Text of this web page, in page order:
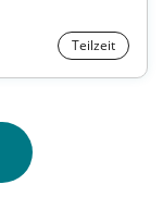
Teilzeit